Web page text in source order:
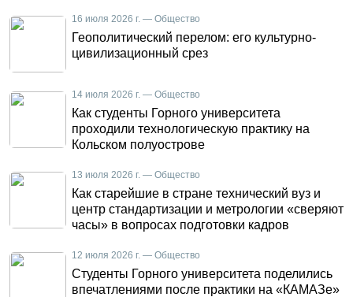
16 июля 2026 г. — Общество
Геополитический перелом: его культурно-
цивилизационный срез
14 июля 2026 г. — Общество
Как студенты Горного университета
проходили технологическую практику на
Кольском полуострове
13 июля 2026 г. — Общество
Как старейшие в стране технический вуз и
центр стандартизации и метрологии «сверяют
часы» в вопросах подготовки кадров
12 июля 2026 г. — Общество
Студенты Горного университета поделились
впечатлениями после практики на «КАМАЗе»